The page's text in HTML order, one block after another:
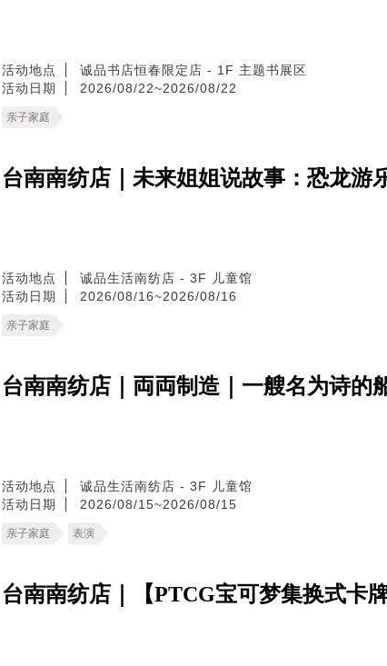
活动地点
诚品书店恒春限定店 - 1F 主题书展区
活动日期
2026/08/22~2026/08/22
亲子家庭
台南南纺店｜未来姐姐说故事：恐龙游
活动地点
诚品生活南纺店 - 3F 儿童馆
活动日期
2026/08/16~2026/08/16
亲子家庭
台南南纺店｜両両制造｜一艘名为诗的
活动地点
诚品生活南纺店 - 3F 儿童馆
活动日期
2026/08/15~2026/08/15
亲子家庭 表演
台南南纺店｜【PTCG宝可梦集换式卡